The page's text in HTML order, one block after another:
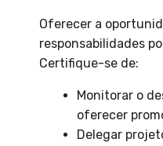
Oferecer a
responsabilidades
Certifique-se de:
Monitorar o
oferecer
Delegar